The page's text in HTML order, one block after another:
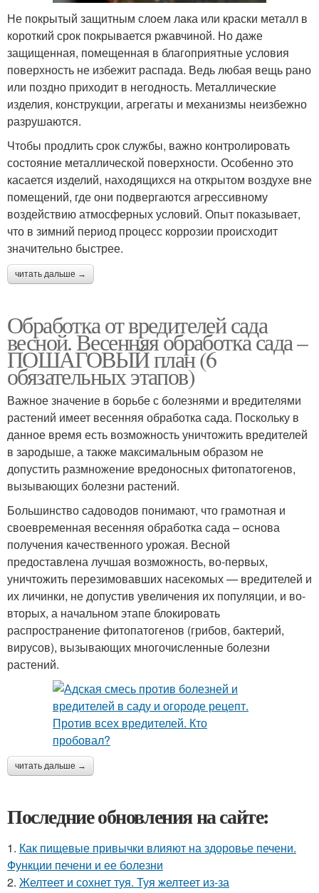
Не покрытый защитным слоем лака или краски металл в
короткий срок покрывается ржавчиной. Но даже
защищенная, помещенная в благоприятные условия
поверхность не избежит распада. Ведь любая вещь рано
или поздно приходит в негодность. Металлические
изделия, конструкции, агрегаты и механизмы неизбежно
разрушаются.
Чтобы продлить срок службы, важно контролировать
состояние металлической поверхности. Особенно это
касается изделий, находящихся на открытом воздухе вне
помещений, где они подвергаются агрессивному
воздействию атмосферных условий. Опыт показывает,
что в зимний период процесс коррозии происходит
значительно быстрее.
читать дальше →
Обработка от вредителей сада
весной. Весенняя обработка сада –
ПОШАГОВЫЙ план (6
обязательных этапов)
Важное значение в борьбе с болезнями и вредителями
растений имеет весенняя обработка сада. Поскольку в
данное время есть возможность уничтожить вредителей
в зародыше, а также максимальным образом не
допустить размножение вредоносных фитопатогенов,
вызывающих болезни растений.
Большинство садоводов понимают, что грамотная и
своевременная весенняя обработка сада – основа
получения качественного урожая. Весной
предоставлена лучшая возможность, во-первых,
уничтожить перезимовавших насекомых — вредителей и
их личинки, не допустив увеличения их популяции, и во-
вторых, а начальном этапе блокировать
распространение фитопатогенов (грибов, бактерий,
вирусов), вызывающих многочисленные болезни
растений.
читать дальше →
Последние обновления на сайте:
1. Как пищевые привычки влияют на здоровье печени.
Функции печени и ее болезни
2. Желтеет и сохнет туя. Туя желтеет из-за